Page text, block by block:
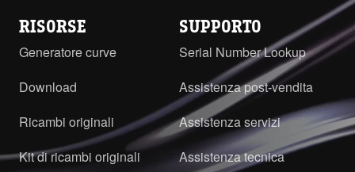
RISORSE
Generatore curve
Download
Ricambi originali
Kit di ricambi originali
SUPPORTO
Serial Number Lookup
Assistenza post-vendita
Assistenza servizi
Assistenza tecnica